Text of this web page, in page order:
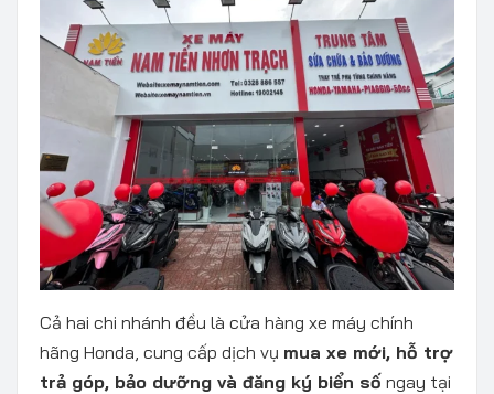
Cả hai chi nhánh đều là cửa hàng xe máy chính
hãng Honda, cung cấp dịch vụ mua xe mới, hỗ trợ
trả góp, bảo dưỡng và đăng ký biển số ngay tại